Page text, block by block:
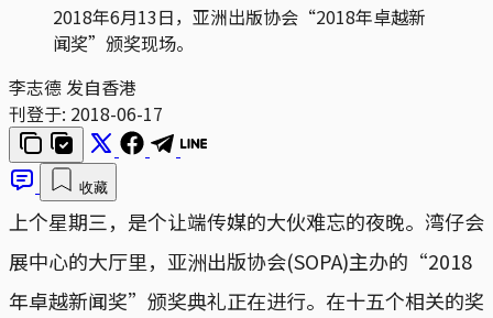
2018年6月13日，亚洲出版协会“2018年卓越新
闻奖”颁奖现场。
李志德 发自香港
刊登于: 2018-06-17
收藏
上个星期三，是个让端传媒的大伙难忘的夜晚。湾仔会
展中心的大厅里，亚洲出版协会(SOPA)主办的“2018
年卓越新闻奖”颁奖典礼正在进行。在十五个相关的奖